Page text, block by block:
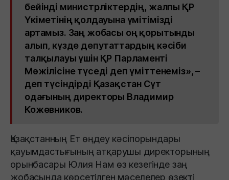
бейінді министрліктердің, жалпы ҚР
Үкіметінің қолдауына үмітімізді
артамыз. Заң жобасы оң қорытынды
алып, күзде депутаттардың кәсіби
талқылауы үшін ҚР Парламенті
Мәжілісіне түседі деп үміттенеміз», –
деп түсіндірді Қазақстан Сүт
одағының директоры Владимир
Кожевников.
Қазақстанның Ет өңдеу кәсіпорындары
қауымдастығының атқарушы директорының
орынбасары Юлия Нам өз кезегінде заң
жобасында көрсетілген мәселелер өзекті